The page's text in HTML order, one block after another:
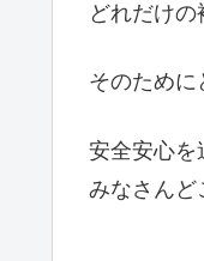
どれだけの
そのために
安全安心を
みなさんど